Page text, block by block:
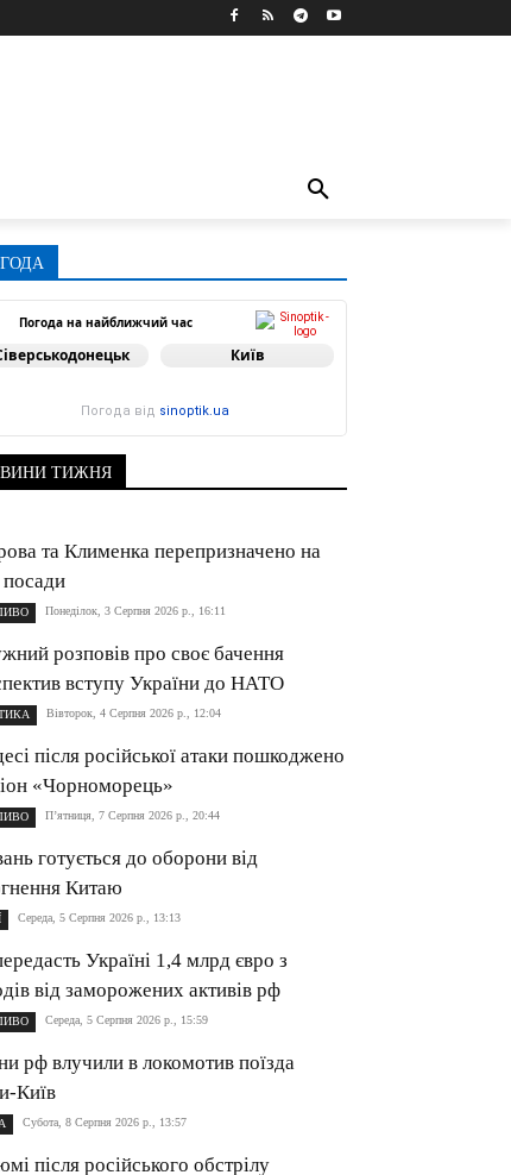
Погода на найближчий час
Київ
Погода від sinoptik.ua
ТИЖНЯ
та Клименка перепризначено на
посади
Понеділок, 3 Серпня 2026 р., 16:11
розповів про своє бачення
вступу України до НАТО
Вівторок, 4 Серпня 2026 р., 12:04
після російської атаки пошкоджено
«Чорноморець»
П’ятниця, 7 Серпня 2026 р., 20:44
готується до оборони від
Китаю
Середа, 5 Серпня 2026 р., 13:13
Україні 1,4 млрд євро з
від заморожених активів рф
Середа, 5 Серпня 2026 р., 15:59
рф влучили в локомотив поїзда
Київ
Субота, 8 Серпня 2026 р., 13:57
після російського обстрілу